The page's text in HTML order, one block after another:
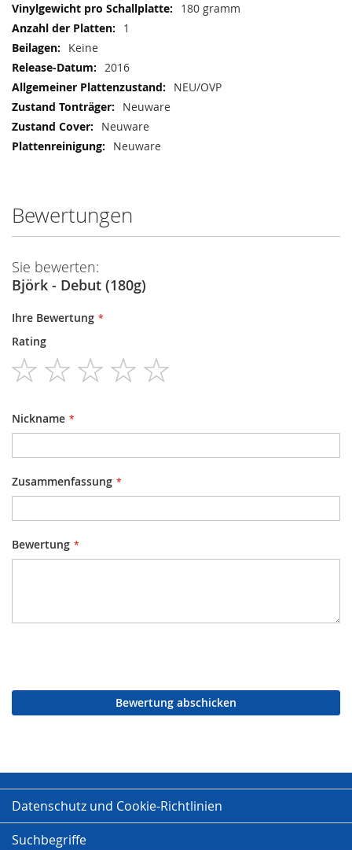
180 gramm
1
Keine
2016
NEU/OVP
Neuware
Neuware
Neuware
Bewertungen
Sie bewerten:
Björk - Debut (180g)
Ihre Bewertung
Rating
1
star
2
stars
3
stars
4
stars
Nickname
Zusammenfassung
Bewertung
Bewertung abschicken
Datenschutz und Cookie-Richtlinien
Suchbegriffe